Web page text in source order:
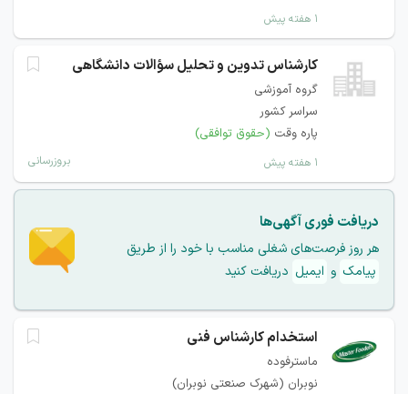
۱ هفته پیش
کارشناس تدوین و تحلیل سؤالات دانشگاهی
گروه آموزشی
سراسر کشور
پاره وقت (حقوق توافقی)
۱ هفته پیش بروزرسانی
دریافت فوری آگهی‌ها
هر روز فرصت‌های شغلی مناسب با خود را از طریق
پیامک و ایمیل دریافت کنید
استخدام کارشناس فنی
ماسترفوده
نوبران (شهرک صنعتی نوبران)